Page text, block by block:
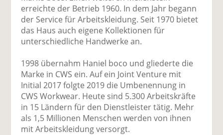
erreichte der Betrieb 1960. In dem Jahr begann
der Service für Arbeitskleidung. Seit 1970 bietet
das Haus auch eigene Kollektionen für
unterschiedliche Handwerke an.
1998 übernahm Haniel boco und gliederte die
Marke in CWS ein. Auf ein Joint Venture mit
Initial 2017 folgte 2019 die Umbenennung in
CWS Workwear. Heute sind 5.300 Arbeitskräfte
in 15 Ländern für den Dienstleister tätig. Mehr
als 1,5 Millionen Menschen werden von ihnen
mit Arbeitskleidung versorgt.